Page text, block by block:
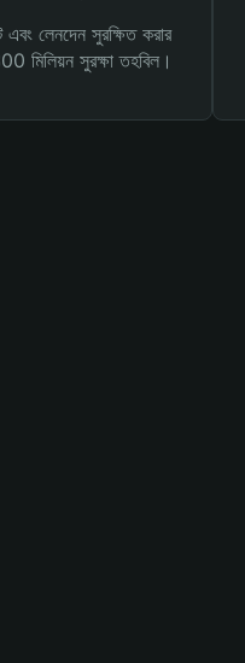
লেনদেন সুরক্ষিত করার
মিলিয়ন সুরক্ষা তহবিল।